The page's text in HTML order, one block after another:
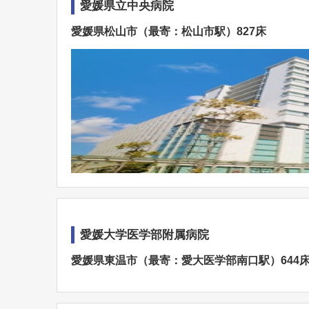
愛媛県立中央病院
愛媛県松山市（最寄：松山市駅）827床
愛媛大学医学部附属病院
愛媛県東温市（最寄：愛大医学部南口駅）644